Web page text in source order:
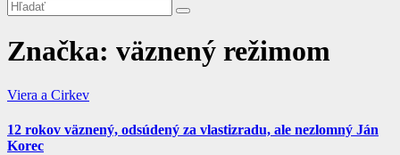
Značka: väznený režimom
Viera a Cirkev
12 rokov väznený, odsúdený za vlastizradu, ale nezlomný Ján
Korec